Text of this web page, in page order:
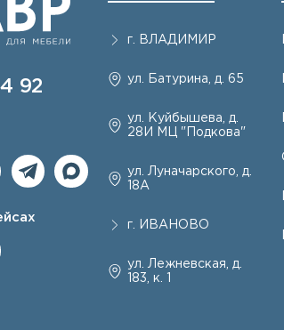
92
г. ВЛАДИМИР
ул. Батурина, д. 65
ул. Куйбышева, д.
28И МЦ "Подкова"
ул. Луначарского, д.
18А
г. ИВАНОВО
ул. Лежневская, д.
183, к. 1